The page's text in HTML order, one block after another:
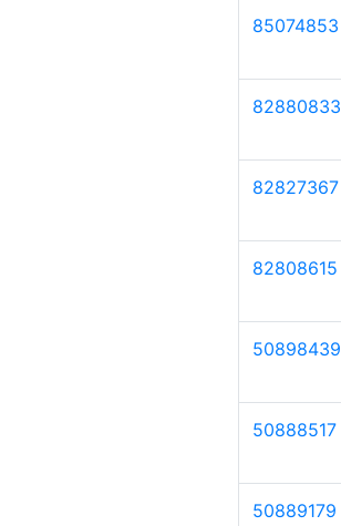
85074853
82880833
82827367
82808615
50898439
50888517
50889179